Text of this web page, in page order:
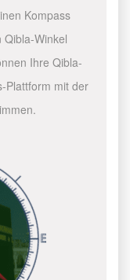
Kompass
Winkel
Ihre Qibla-
Plattform mit der